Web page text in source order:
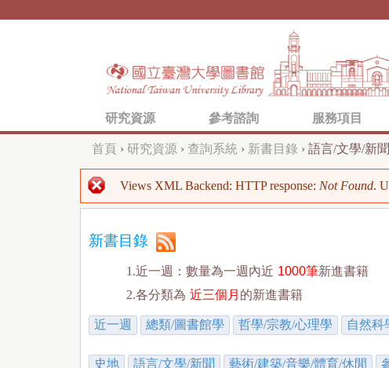
研究資源 參考諮詢 服務項目
您
在
裡
首頁 › 研究資源 › 查詢系統 › 新書目錄 › 語言/文學/新聞
錯
誤
息
Views XML Backend: HTTP response: Not Found.
新書目錄
1.近一週：數量為一週內近 1000筆新進書籍
2.各分類為 近三個月 的新進書籍
近一週 總類/圖書館學 哲學/宗教/心理學 自然科
史地 語言/文學/新聞 藝術/建築/音樂/體育/休閒